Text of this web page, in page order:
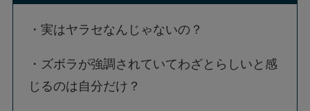
・実はヤラセなんじゃないの？
・ズボラが強調されていてわざとらしいと感
じるのは自分だけ？